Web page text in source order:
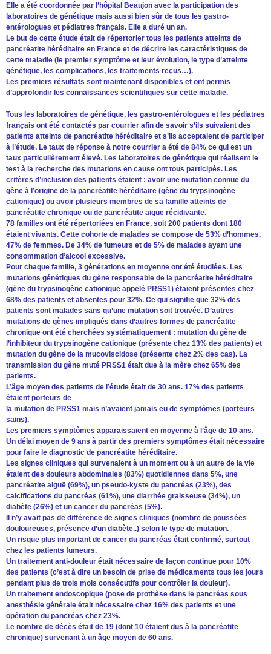
Elle a été coordonnée par l’hôpital Beaujon avec la participation des
laboratoires de génétique mais aussi bien sûr de tous les gastro-
entérologues et pédiatres français. Elle a duré un an.
Le but de cette étude était de répertorier tous les patients atteints de
pancréatite héréditaire en France et de décrire les caractéristiques de
cette maladie (le premier symptôme et leur évolution, le type d’atteinte
génétique, les complications, les traitements reçus…).
Les premiers résultats sont maintenant disponibles et ont permis
d’approfondir les connaissances scientifiques sur cette maladie.
Tous les laboratoires de génétique, les gastro-entérologues et les pédiatres
français ont été contactés par courrier afin de savoir s’ils suivaient des
patients atteints de pancréatite héréditaire et s’ils acceptaient de participer
à l’étude. Le taux de réponse à notre courrier a été de 84% ce qui est un
taux particulièrement élevé. Les laboratoires de génétique qui réalisent le
test à la recherche des mutations en cause ont tous participés. Les
critères d’inclusion des patients étaient : avoir une mutation connue du
gène à l’origine de la pancréatite héréditaire (gène du trypsinogène
cationique) ou avoir plusieurs membres de sa famille atteints de
pancréatite chronique ou de pancréatite aiguë récidivante.
78 familles ont été répertoriées en France, soit 200 patients dont 180
étaient vivants. Cette cohorte de malades se compose de 53% d’hommes,
47% de femmes. De 34% de fumeurs et de 5% de malades ayant une
consommation d’alcool excessive.
Pour chaque famille, 3 générations en moyenne ont été étudiées. Les
mutations génétiques du gène responsable de la pancréatite héréditaire
(gène du trypsinogène cationique appelé PRSS1) étaient présentes chez
68% des patients et absentes pour 32%. Ce qui signifie que 32% des
patients sont malades sans qu’une mutation soit trouvée. D’autres
mutations de gènes impliqués dans d’autres formes de pancréatite
chronique ont été cherchées systématiquement : mutation du gène de
l’inhibiteur du trypsinogène cationique (présente chez 13% des patients) et
mutation du gène de la mucoviscidose (présente chez 2% des cas). La
transmission du gène muté PRSS1 était due à la mère chez 65% des
patients.
L’âge moyen des patients de l’étude était de 30 ans. 17% des patients
étaient porteurs de
la mutation de PRSS1 mais n’avaient jamais eu de symptômes (porteurs
sains).
Les premiers symptômes apparaissaient en moyenne à l’âge de 10 ans.
Un délai moyen de 9 ans à partir des premiers symptômes était nécessaire
pour faire le diagnostic de pancréatite héréditaire.
Les signes cliniques qui survenaient à un moment ou à un autre de la vie
étaient des douleurs abdominales (83%) quotidiennes dans 5%, une
pancréatite aiguë (69%), un pseudo-kyste du pancréas (23%), des
calcifications du pancréas (61%), une diarrhée graisseuse (34%), un
diabète (26%) et un cancer du pancréas (5%).
Il n’y avait pas de différence de signes cliniques (nombre de poussées
douloureuses, présence d’un diabète..) selon le type de mutation.
Un risque plus important de cancer du pancréas était confirmé, surtout
chez les patients fumeurs.
Un traitement anti-douleur était nécessaire de façon continue pour 10%
des patients (c’est à dire un besoin de prise de médicaments tous les jours
pendant plus de trois mois consécutifs pour contrôler la douleur).
Un traitement endoscopique (pose de prothèse dans le pancréas sous
anesthésie générale était nécessaire chez 16% des patients et une
opération du pancréas chez 23%.
Le nombre de décès était de 19 (dont 10 étaient dus à la pancréatite
chronique) survenant à un âge moyen de 60 ans.